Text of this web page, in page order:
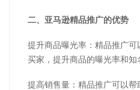
二、 亚马逊精品推广的优势
提升商品曝光率：精品推广
买家，提升商品的曝光率和知
提高销售量：精品推广可以